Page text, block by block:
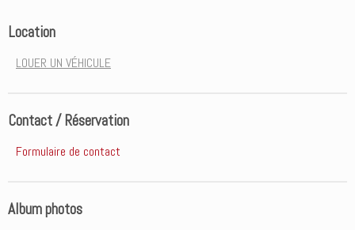
Location
LOUER UN VÉHICULE
Contact / Réservation
Formulaire de contact
Album photos